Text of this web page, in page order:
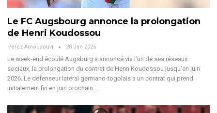
Le FC Augsbourg annonce la prolongation
de Henri Koudossou
Perez Amouzouvi 28 Jan 2025
Le week-end écoulé Augsburg a annoncé via l’un de ses réseaux
sociaux, la prolongation du contrat de Henri Koudossou jusqu’en juin
2026. Le défenseur latéral germano-togolais a un contrat qui prend
initialement fin en juin prochain.…